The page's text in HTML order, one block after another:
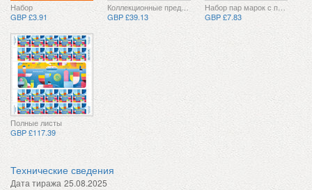
Набор
GBP £3.91
Коллекционные предметы
GBP £39.13
Набор пар марок с перемычкой
GBP £7.83
Полные листы
GBP £117.39
Технические сведения
Дата тиража 25.08.2025